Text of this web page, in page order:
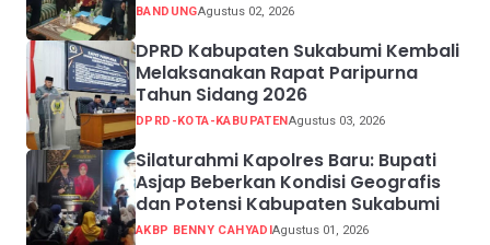
BANDUNGAgustus 02, 2026
DPRD Kabupaten Sukabumi Kembali
Melaksanakan Rapat Paripurna
Tahun Sidang 2026
DPRD-KOTA-KABUPATEN Agustus 03, 2026
Silaturahmi Kapolres Baru: Bupati
Asjap Beberkan Kondisi Geografis
dan Potensi Kabupaten Sukabumi
AKBP BENNY CAHYADIAgustus 01, 2026